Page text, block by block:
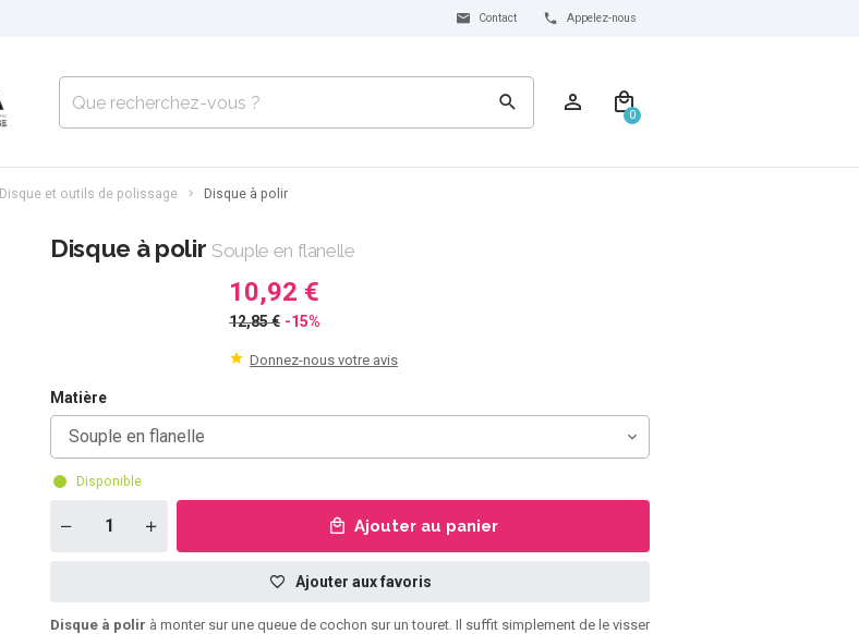
Contact Appelez-nous
0
Disque et outils de polissage Disque à polir
Disque à polir Souple en flanelle
10,92 €
12,85 € -15%
Donnez-nous votre avis
Matière
Souple en flanelle
Disponible
Ajouter au panier
Ajouter aux favoris
Disque à polir à monter sur une queue de cochon sur un touret. Il suffit simplement de le visser